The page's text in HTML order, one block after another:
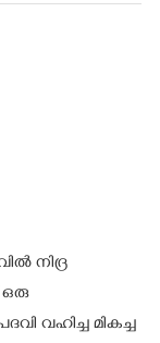
നിദ്ര
ഒരു
വഹിച്ച മികച്ച